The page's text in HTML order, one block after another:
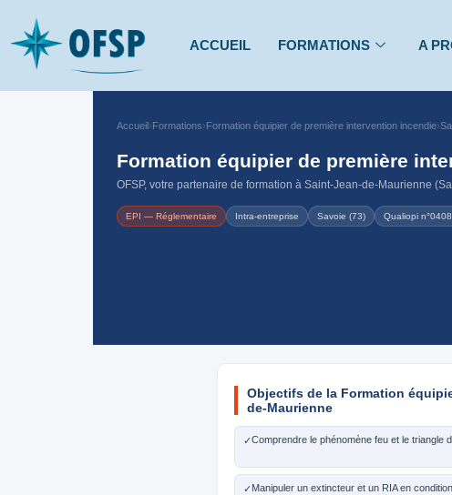
ACCUEIL FORMATIONS A
Accueil›Formations›Formation équipier de première intervention incendie›
Formation équipier de première
OFSP, votre partenaire de formation à Saint-Jean-de-Maurienne
EPI — Réglementaire Intra-entreprise Savoie (73) Qualiopi
Objectifs de la Formation
de-Maurienne
✓Comprendre le phénomène feu et le triangle
✓Manipuler un extincteur et un RIA en